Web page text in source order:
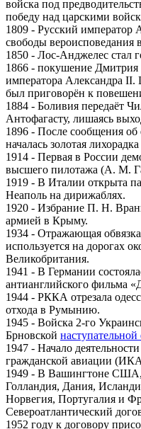
войска под
победу над царскими
1809 - Русский император
свободы вероисповедания
1850 - Лос-Анджелес стал
1866 - покушение Дмитрия
императора Александра II.
был приговорён к
1884 - Боливия передаёт
Антофагасту, лишаясь
1896 - После сообщения
началась золотая
1914 - Первая в России
высшего пилотажа (А. М.
1919 - В Италии открыта
Неаполь на дирижаблях.
1920 - Избрание П. Н.
армией в Крыму.
1934 - Отражающая
используется на дорогах
Великобритания.
1941 - В Германии
антианглийского фильма
1944 - РККА отрезала
отхода в Румынию.
1945 - Войска 2-го
Брновской
1947 - Начало
гражданской авиации
1949 - В Вашингтоне США,
Голландия, Дания,
Норвегия, Португалия и
Североатлантический
1952 году к договору